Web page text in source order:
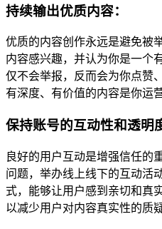
持续输出优质内容：
优质的内容创作永远是避免被
内容感兴趣，并认为你是一个
仅不会举报，反而会为你点赞
有深度、有价值的内容是你运
保持账号的互动性和透明
良好的用户互动是增强信任的
问题，举办线上线下的互动活
式，能够让用户感到亲切和真
以减少用户对内容真实性的质